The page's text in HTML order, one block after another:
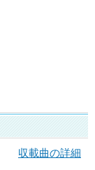
収載曲の詳細